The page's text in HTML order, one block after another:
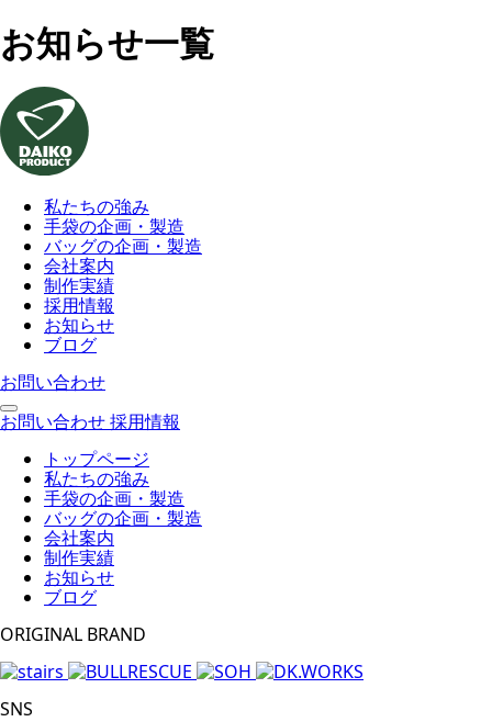
お知らせ一覧
私たちの強み
手袋の企画・製造
バッグの企画・製造
会社案内
制作実績
採用情報
お知らせ
ブログ
お問い合わせ
お問い合わせ採用情報
トップページ
私たちの強み
手袋の企画・製造
バッグの企画・製造
会社案内
制作実績
お知らせ
ブログ
ORIGINAL BRAND
SNS